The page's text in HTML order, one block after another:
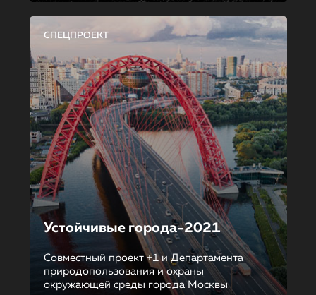
СПЕЦПРОЕКТ
Устойчивые города-2021
Совместный проект +1 и Департамента
природопользования и охраны
окружающей среды города Москвы